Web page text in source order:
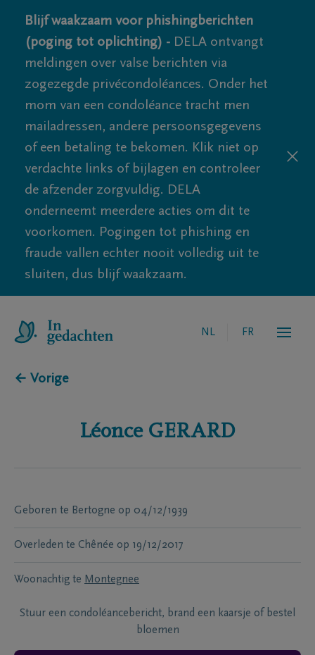
Blijf waakzaam voor phishingberichten
(poging tot oplichting) - DELA ontvangt
meldingen over valse berichten via
zogezegde privécondoléances. Onder het
mom van een condoléance tracht men
mailadressen, andere persoonsgegevens
of een betaling te bekomen. Klik niet op
verdachte links of bijlagen en controleer
de afzender zorgvuldig. DELA
onderneemt meerdere acties om dit te
voorkomen. Pogingen tot phishing en
fraude vallen echter nooit volledig uit te
sluiten, dus blijf waakzaam.
NL FR
← Vorige
Léonce GERARD
Geboren te Bertogne op 04/12/1939
Overleden te Chênée op 19/12/2017
Woonachtig te Montegnee
Stuur een condoléancebericht, brand een kaarsje of bestel
bloemen